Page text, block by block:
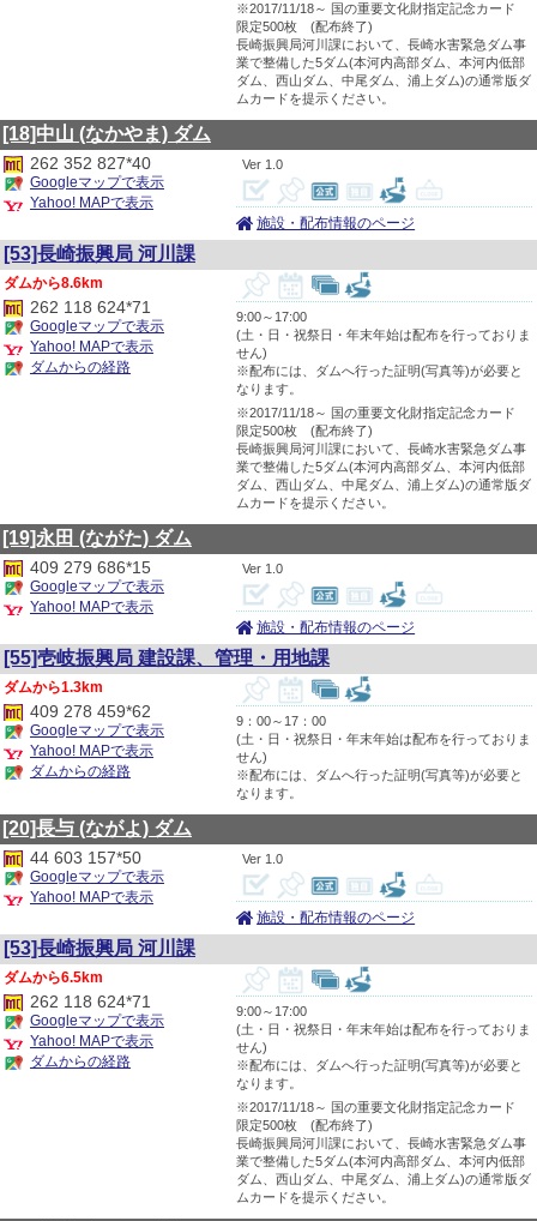
※2017/11/18～ 国の重要文化財指定記念カード
限定500枚 (配布終了)
長崎振興局河川課において、長崎水害緊急ダム事
業で整備した5ダム(本河内高部ダム、本河内低部
ダム、西山ダム、中尾ダム、浦上ダム)の通常版ダ
ムカードを提示ください。
[18]中山 (なかやま) ダム
1.0
施設・配布情報のページ
262 352 827*40
Googleマップで表示
Yahoo! MAPで表示
[53]長崎振興局 河川課
9:00～17:00
(土・日・祝祭日・年末年始は配布を行っておりま
せん)
※配布には、ダムへ行った証明(写真等)が必要と
なります。
※2017/11/18～ 国の重要文化財指定記念カード
限定500枚 (配布終了)
長崎振興局河川課において、長崎水害緊急ダム事
業で整備した5ダム(本河内高部ダム、本河内低部
ダム、西山ダム、中尾ダム、浦上ダム)の通常版ダ
ムカードを提示ください。
8.6km
262 118 624*71
Googleマップで表示
Yahoo! MAPで表示
ダムからの経路
[19]永田 (ながた) ダム
1.0
施設・配布情報のページ
409 279 686*15
Googleマップで表示
Yahoo! MAPで表示
[55]壱岐振興局 建設課、管理・用地課
9：00～17：00
(土・日・祝祭日・年末年始は配布を行っておりま
せん)
※配布には、ダムへ行った証明(写真等)が必要と
なります。
1.3km
409 278 459*62
Googleマップで表示
Yahoo! MAPで表示
ダムからの経路
[20]長与 (ながよ) ダム
1.0
施設・配布情報のページ
44 603 157*50
Googleマップで表示
Yahoo! MAPで表示
[53]長崎振興局 河川課
9:00～17:00
(土・日・祝祭日・年末年始は配布を行っておりま
せん)
※配布には、ダムへ行った証明(写真等)が必要と
なります。
※2017/11/18～ 国の重要文化財指定記念カード
限定500枚 (配布終了)
長崎振興局河川課において、長崎水害緊急ダム事
業で整備した5ダム(本河内高部ダム、本河内低部
ダム、西山ダム、中尾ダム、浦上ダム)の通常版ダ
ムカードを提示ください。
6.5km
262 118 624*71
Googleマップで表示
Yahoo! MAPで表示
ダムからの経路